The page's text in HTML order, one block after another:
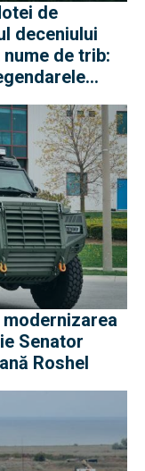
de
deceniului
de trib:
Senator
Roshel